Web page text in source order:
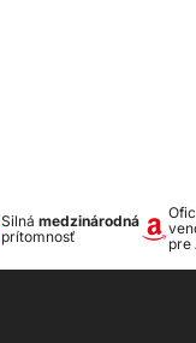
Silná medzinárodná
prítomnosť
pre